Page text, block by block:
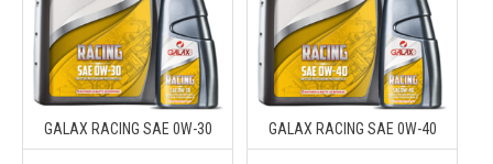
GALAX RACING SAE 0W-30 GALAX RACING SAE 0W-40